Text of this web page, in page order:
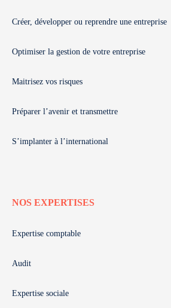
Créer, développer ou reprendre une entreprise
Optimiser la gestion de votre entreprise
Maitrisez vos risques
Préparer l’avenir et transmettre
S’implanter à l’international
NOS EXPERTISES
Expertise comptable
Audit
Expertise sociale